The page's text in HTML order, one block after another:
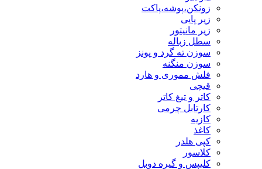
زونکن،پوشه،پاکت
زیر پایی
زیر مانیتور
سطل زباله
سوزن ته گرد و پونز
سوزن منگنه
فلش مموری و هارد
قیچی
کاتر و تیغ کاتر
کارتابل چرمی
کازیه
کاغذ
کپی هلدر
کلاسور
کلیپس و گیره دوبل